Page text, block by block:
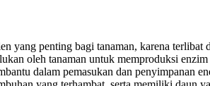
yang penting bagi tanaman, karena terlibat
oleh tanaman untuk memproduksi
dalam pemasukan dan penyimpanan